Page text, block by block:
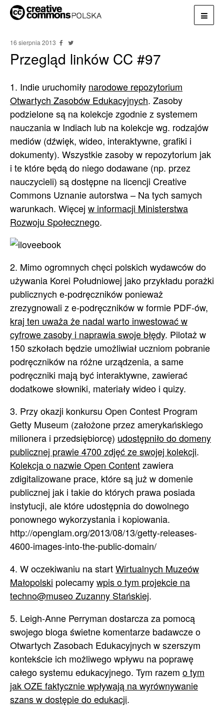
16 sierpnia 2013
Przegląd linków CC #97
1. Indie uruchomiły narodowe repozytorium
Otwartych Zasobów Edukacyjnych. Zasoby
podzielone są na kolekcje zgodnie z systemem
nauczania w Indiach lub na kolekcje wg. rodzajów
mediów (dźwięk, wideo, interaktywne, grafiki i
dokumenty). Wszystkie zasoby w repozytorium jak
i te które będą do niego dodawane (np. przez
nauczycieli) są dostępne na licencji Creative
Commons Uznanie autorstwa – Na tych samych
warunkach. Więcej w informacji Ministerstwa
Rozwoju Społecznego.
2. Mimo ogromnych chęci polskich wydawców do
używania Korei Południowej jako przykładu porażki
publicznych e-podręczników ponieważ
zrezygnowali z e-podręczników w formie PDF-ów,
kraj ten uważa że nadal warto inwestować w
cyfrowe zasoby i naprawia swoje błędy. Pilotaż w
150 szkołach będzie umożliwiał uczniom pobranie
podręczników na różne urządzenia, a same
podręczniki mają być interaktywne, zawierać
dodatkowe słowniki, materiały wideo i quizy.
3. Przy okazji konkursu Open Contest Program
Getty Museum (założone przez amerykańskiego
milionera i przedsiębiorcę) udostępniło do domeny
publicznej prawie 4700 zdjęć ze swojej kolekcji.
Kolekcja o nazwie Open Contentzawiera
zdigitalizowane prace, które są już w domenie
publicznej jak i takie do których prawa posiada
instytucji, ale które udostępnia do dowolnego
ponownego wykorzystania i kopiowania.
http://openglam.org/2013/08/13/getty-releases-
4600-images-into-the-public-domain/
4. W oczekiwaniu na startWirtualnych Muzeów
Małopolski polecamywpis o tym projekcie na
techno@museo Zuzanny Stańskiej.
5. Leigh-Anne Perryman dostarcza za pomocą
swojego bloga świetne komentarze badawcze o
Otwartych Zasobach Edukacyjnych w szerszym
kontekście ich możliwego wpływu na poprawę
całego systemu edukacyjnego. Tym razem o tym
jak OZE faktycznie wpływają na wyrównywanie
szans w dostępie do edukacji.